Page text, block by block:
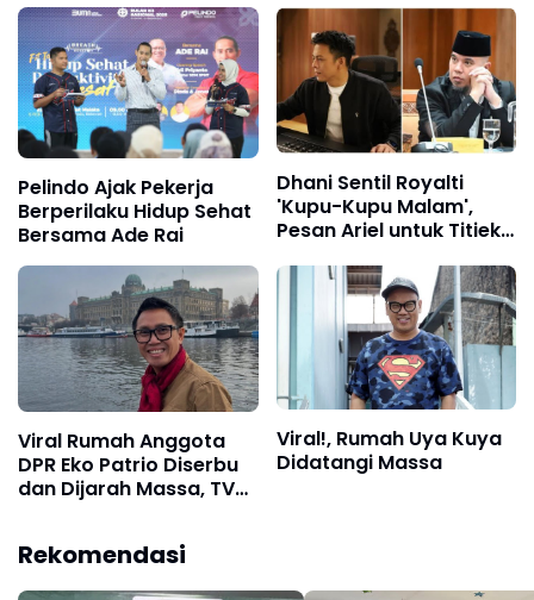
Pelindo Ajak Pekerja
Berperilaku Hidup Sehat
Bersama Ade Rai
Dhani Sentil Royalti
'Kupu-Kupu Malam',
Pesan Ariel untuk Titiek
Viral Rumah Anggota
DPR Eko Patrio Diserbu
dan Dijarah Massa, TV
Viral!, Rumah Uya Kuya
Didatangi Massa
Rekomendasi